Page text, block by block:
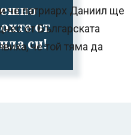
от
си!
че патриарх Даниил ще
от Българската
че той тяма да